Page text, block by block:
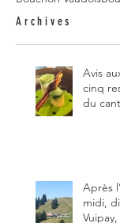
Archives
Avis
cinq
du
Après
midi,